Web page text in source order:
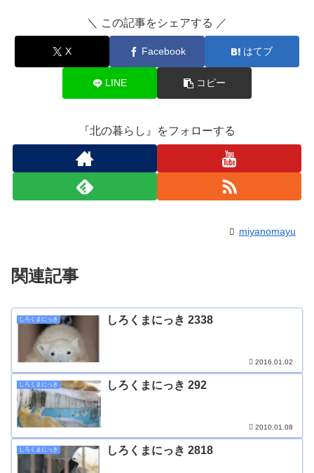
＼ この記事をシェアする ／
X Facebook はてブ
LINE コピー
『北の暮らし』をフォローする
miyanomayu
関連記事
しろくまにっき しろくまにっき 2338
2016.01.02
しろくまにっき しろくまにっき 292
2010.01.08
しろくまにっき しろくまにっき 2818